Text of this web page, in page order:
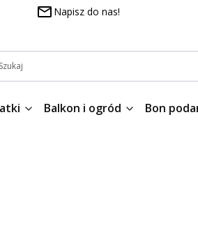
Napisz do nas!
Balkon i ogród Bon